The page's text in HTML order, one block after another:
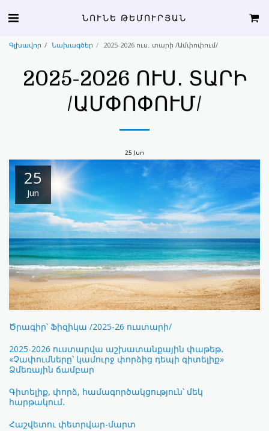
ՆՈՒՆԵ ԹԵՄՈՒՐՅԱՆ
Գլխավոր Նախագծեր 2025-2026 ուս․ տարի /Ամփոփում/
2025-2026 ՈՒՍ․ ՏԱՐԻ
/ԱՄՓՈՓՈՒՄ/
25 Jun
25
Jun
Ծրագիր՝ Ֆիզիկա /2025-26 ուստարի/
2025-2026 ուստարվա աշխատանքային փաթեթ․
«Չափումները՝ կամուրջ փորձից դեպի գիտելիք»
Ձմեռային ճամբար
Գիտելիք, փորձ, համագործակցություն՝ մեկ
հարթակում․
Հաշվետու փետրվար-մարտ